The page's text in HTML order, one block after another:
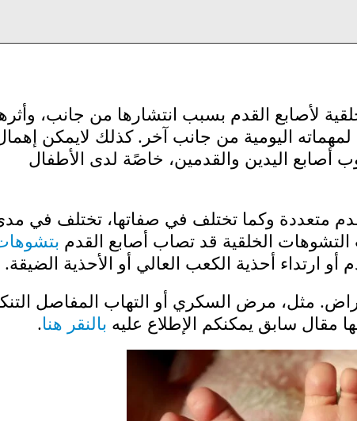
لأصابع القدم بسبب انتشارها من جانب،
اليومية من جانب آخر. كذلك لايمكن
أصابع اليدين والقدمين، خاصًة لدى الأطفال
متعددة وكما تختلف في صفاتها، تختلف في
الخلقية قد تصاب أصابع القدم
ارتداء أحذية الكعب العالي أو الأحذية الضيقة.
مثل، مرض السكري أو التهاب المفاصل
مقال سابق يمكنكم الإطلاع عليه بالنقر هنا.